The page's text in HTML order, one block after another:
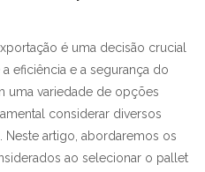
é uma decisão crucial
eficiência e a segurança do
uma variedade de opções
considerar diversos
Neste artigo, abordaremos os
ao selecionar o pallet